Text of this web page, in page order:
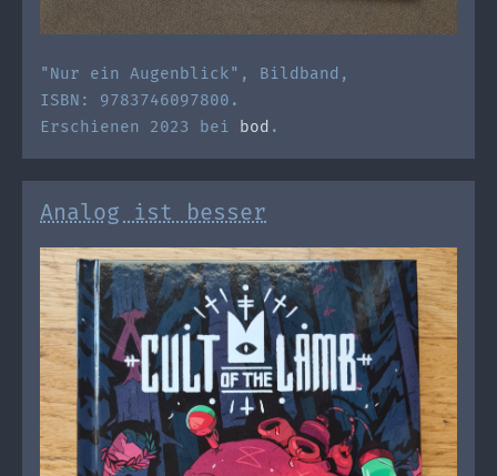
"Nur ein Augenblick", Bildband,
ISBN: 9783746097800.
Erschienen 2023 bei
bod .
Analog ist besser